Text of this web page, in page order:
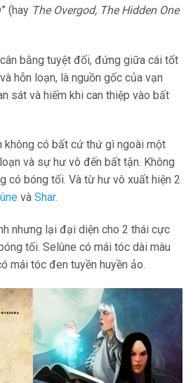
” (hay The Overgod, The Hidden One
bằng tuyệt đối, đứng giữa cái tốt
hỗn loạn, là nguồn gốc của vạn
sát và hiếm khi can thiệp vào bất
không có bất cứ thứ gì ngoài một
và sự hư vô đến bất tận. Không
có bóng tối. Và từ hư vô xuất hiện 2
và Shar.
nhưng lại đại diện cho 2 thái cực
tối. Selûne có mái tóc dài màu
mái tóc đen tuyền huyền ảo.